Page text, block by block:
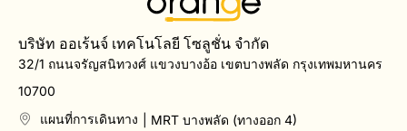
บริษัท ออเร้นจ์ เทคโนโลยี โซลูชั่น จำกัด
32/1 ถนนจรัญสนิทวงศ์ แขวงบางอ้อ เขตบางพลัด กรุงเทพมหานคร
10700
แผนที่การเดินทาง
| MRT บางพลัด (ทางออก 4)